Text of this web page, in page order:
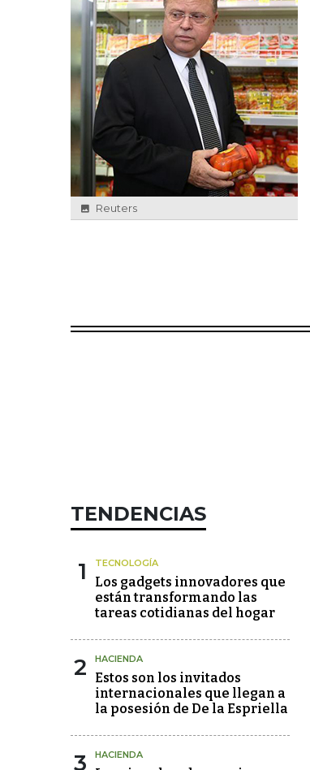
Reuters
TENDENCIAS
1 TECNOLOGÍA
Los gadgets innovadores que
están transformando las
tareas cotidianas del hogar
2 HACIENDA
Estos son los invitados
internacionales que llegan a
la posesión de De la Espriella
3 HACIENDA